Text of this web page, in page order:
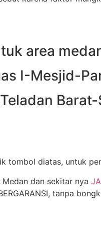
area
I-Mesjid-
tombol diatas, untuk
dan sekitar nya
tanpa